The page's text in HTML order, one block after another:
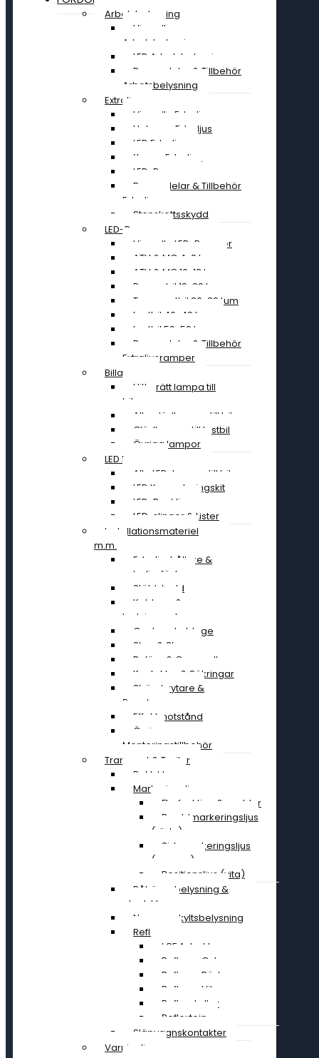
Arbetsbelysning
Visa all
Arbetsbelysning
LED Arbetsbelysning
Reservdelar & Tillbehör
Arbetsbelysning
Extraljus
Visa alla Extraljus
Halogen Extraljus
LED Extraljus
Xenon Extraljus
LED-Ramper
Reservdelar & Tillbehör
Extraljus
Stenskottsskydd
LED-Ramper
Visa alla LED-Ramper
ATV & MC 4-9 tum
ATV & MC 10-18 tum
Personbil 19-29 tum
Transportbil 30-39 tum
Lastbil 40-49 tum
Lastbil 50-59 tum
Reservdelar & Tillbehör
Extraljusramper
Billampor
Hitta rätt lampa till
bilen
Alla glödlampor till bil
Glödlampor till lastbil
Övriga lampor
LED Lampor
Alla LED-lampor till bil
LED Konverteringskit
LED-Backljus
LED-slingor & Lister
Installationsmateriel
m.m.
Extraljushållare &
extraljusfäste
Stöldskydd
Kablage &
Ledningssatser
Canbus-kablage
Stag & Skruv
Reläer & Omvandlare
Kontakter & Säkringar
Strömbrytare &
Paneler
Effektmotstånd
Övriga
Monteringstillbehör
Transport & Trailer
Baklyktor
Markeringsljus
Flerfunktion & snablar
Breddmarkeringsljus
(röda)
Sidomarkeringsljus
(orange)
Positionsljus (vita)
Påhängsbelysning &
ploglyktor
Nummerskyltsbelysning
Reflexer
LGF A-traktor
Reflexer Gula
Reflexer Röda
Reflexer Vita
Reflexskyltar
Reflextejp
Släpvagnskontakter
Varningljus